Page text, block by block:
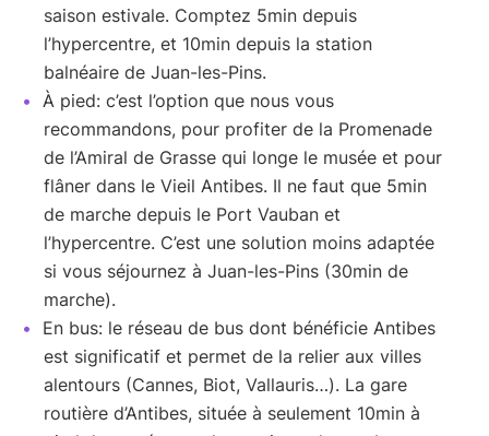
saison estivale. Comptez 5min depuis
l’hypercentre, et 10min depuis la station
balnéaire de Juan-les-Pins.
À pied: c’est l’option que nous vous
recommandons, pour profiter de la Promenade
de l’Amiral de Grasse qui longe le musée et pour
flâner dans le Vieil Antibes. Il ne faut que 5min
de marche depuis le Port Vauban et
l’hypercentre. C’est une solution moins adaptée
si vous séjournez à Juan-les-Pins (30min de
marche).
En bus: le réseau de bus dont bénéficie Antibes
est significatif et permet de la relier aux villes
alentours (Cannes, Biot, Vallauris…). La gare
routière d’Antibes, située à seulement 10min à